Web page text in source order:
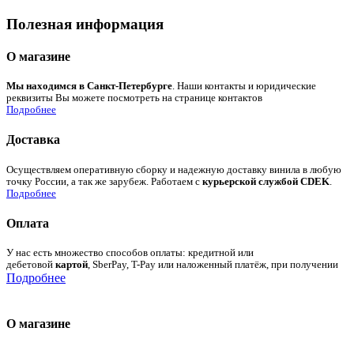
Полезная информация
О магазине
Мы находимся в Санкт-Петербурге. Наши контакты и юридические
реквизиты Вы можете посмотреть на странице контактов
Подробнее
Доставка
Осуществляем оперативную сборку и надежную доставку винила в любую
точку России, а так же зарубеж. Работаем с курьерской службой CDEK
Подробнее
Оплата
У нас есть множество способов оплаты: кредитной или
дебетовой картой, SberPay, T-Pay или наложенный платёж, при получении
Подробнее
О магазине